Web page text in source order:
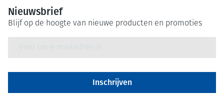
Nieuwsbrief
Blijf op de hoogte van nieuwe producten en promoties
Inschrijven